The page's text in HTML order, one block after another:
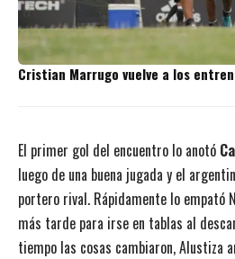
Cristian Marrugo vuelve a los
El primer gol del encuentro lo anotó
luego de una buena jugada y el
portero rival. Rápidamente lo empató
más tarde para irse en tablas al
tiempo las cosas cambiaron, Alustiza